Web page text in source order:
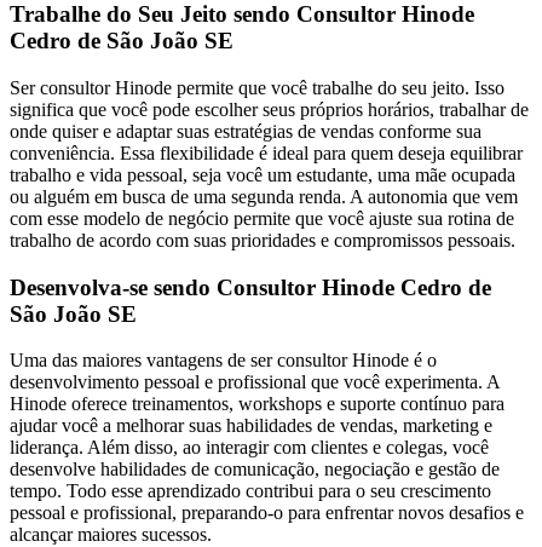
Trabalhe do Seu Jeito sendo Consultor Hinode
Cedro de São João SE
Ser consultor Hinode permite que você trabalhe do seu jeito. Isso
significa que você pode escolher seus próprios horários, trabalhar de
onde quiser e adaptar suas estratégias de vendas conforme sua
conveniência. Essa flexibilidade é ideal para quem deseja equilibrar
trabalho e vida pessoal, seja você um estudante, uma mãe ocupada
ou alguém em busca de uma segunda renda. A autonomia que vem
com esse modelo de negócio permite que você ajuste sua rotina de
trabalho de acordo com suas prioridades e compromissos pessoais.
Desenvolva-se sendo Consultor Hinode Cedro de
São João SE
Uma das maiores vantagens de ser consultor Hinode é o
desenvolvimento pessoal e profissional que você experimenta. A
Hinode oferece treinamentos, workshops e suporte contínuo para
ajudar você a melhorar suas habilidades de vendas, marketing e
liderança. Além disso, ao interagir com clientes e colegas, você
desenvolve habilidades de comunicação, negociação e gestão de
tempo. Todo esse aprendizado contribui para o seu crescimento
pessoal e profissional, preparando-o para enfrentar novos desafios e
alcançar maiores sucessos.